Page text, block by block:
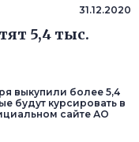
31.12.2020
5,4 тыс.
выкупили более 5,4
будут курсировать в
сайте АО